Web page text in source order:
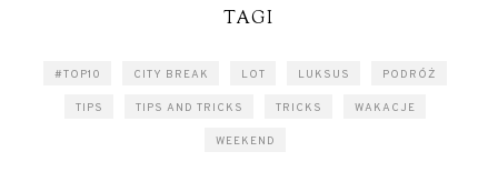
TAGI
#TOP10 CITY BREAK LOT LUKSUS PODRÓŻ
TIPS TIPS AND TRICKS TRICKS WAKACJE
WEEKEND